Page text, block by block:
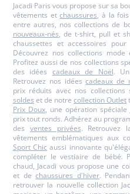
Jacadi Paris vous propose sur sa
vêtements etchaussures, à la
entre autres, nos collections de
nouveaux-nés, de t-shirt, pull et
chaussettes et accessoires
Découvrez nos collections
Profitez aussi de nos collections
des idées cadeaux de Noël.
Retrouvez nos idéescadeaux de
prix réduits avec nos
soldes et de notre collection Outlet
Prix Doux, une opération spéciale
prix tout ronds. Adhérez au
des ventes privées. Retrouvez
vêtements emblématiques aux
Sport Chic aussi innovante
compléter le vestiaire de bébé.
chaud, Jacadi vous propose une
et dechaussures d'hiver.
retrouver la nouvelle collection